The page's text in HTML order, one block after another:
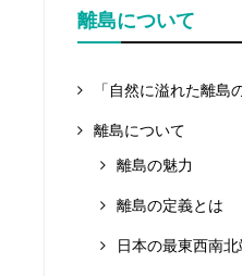
離島について
「自然に溢れた離島
離島について
離島の魅力
離島の定義とは
日本の最東西南